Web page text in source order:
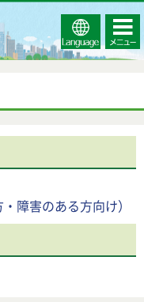
Select
Language
コンテ
ンツメ
ニュー
障害のある方向け）